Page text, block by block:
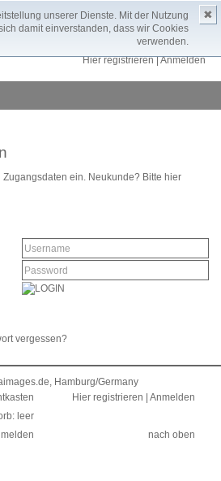
Language:
Hier registrieren|Anmelden
Zugangsdaten ein. Neukunde? Bitte hier
vergessen?
, Hamburg/Germany
leer
Hier registrieren Anmelden
nach oben
unserer Dienste. Mit der Nutzung
damit einverstanden, dass wir Cookies
verwenden.
✖